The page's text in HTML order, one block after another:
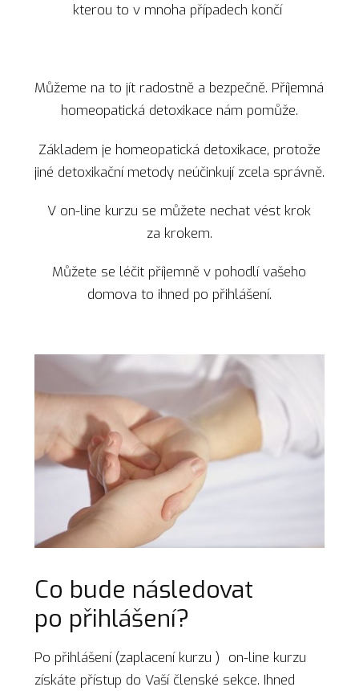
kterou to v mnoha případech končí
Můžeme na to jít radostně a bezpečně. Příjemná
homeopatická detoxikace nám pomůže.
Základem je homeopatická detoxikace, protože
jiné detoxikační metody neúčinkují zcela správně.
V on-line kurzu se můžete nechat vést krok
za krokem.
Můžete se léčit příjemně v pohodlí vašeho
domova to ihned po přihlášení.
Co bude následovat
po přihlášení?
Po přihlášení (zaplacení kurzu ) on-line kurzu
získáte přístup do Vaší členské sekce. Ihned